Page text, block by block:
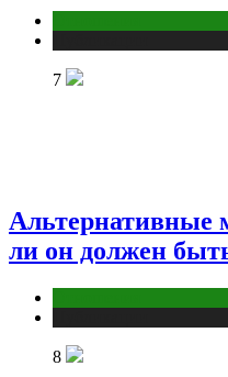
7
Альтернативные
ли он должен
8